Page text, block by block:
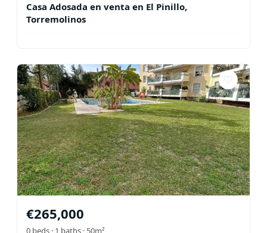
Casa Adosada en venta en El Pinillo,
Torremolinos
♡
€265,000
0 beds · 1 baths · 50m²